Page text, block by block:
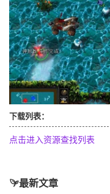
下载列表：
点击进入资源查找列表
最新文章